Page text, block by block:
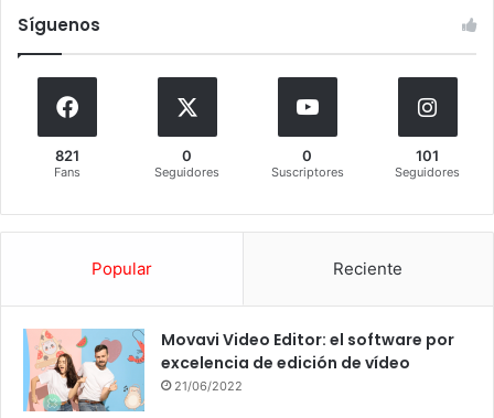
Síguenos
821
Fans
0
Seguidores
0
Suscriptores
101
Seguidores
Popular Reciente
Movavi Video Editor: el software por
excelencia de edición de vídeo
21/06/2022